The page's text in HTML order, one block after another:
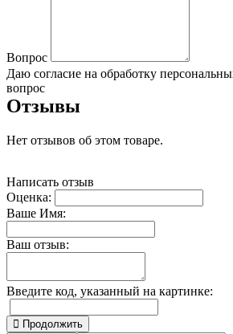
Вопрос
Даю согласие на обработку
вопрос
Отзывы
Нет отзывов об этом товаре.
Написать отзыв
Оценка:
Ваше Имя:
Ваш отзыв:
Введите код, указанный на картинке:
Продолжить